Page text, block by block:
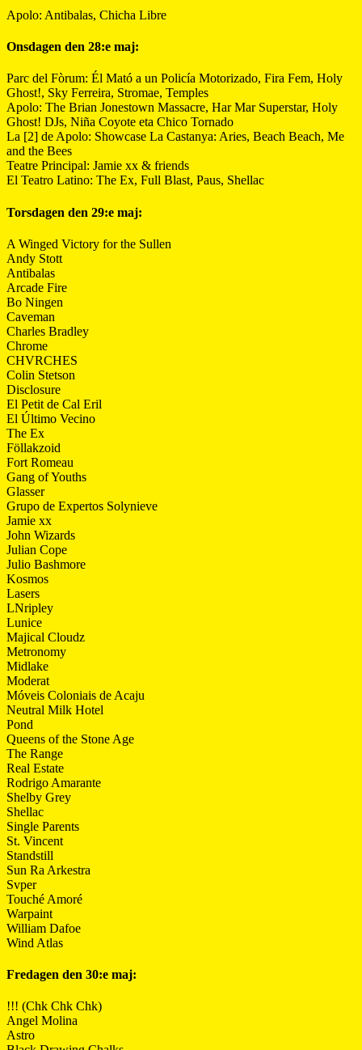
Apolo: Antibalas, Chicha Libre
Onsdagen den 28:e maj:
Parc del Fòrum: Él Mató a un Policía Motorizado, Fira Fem, Holy
Ghost!, Sky Ferreira, Stromae, Temples
Apolo: The Brian Jonestown Massacre, Har Mar Superstar, Holy
Ghost! DJs, Niña Coyote eta Chico Tornado
La [2] de Apolo: Showcase La Castanya: Aries, Beach Beach, Me
and the Bees
Teatre Principal: Jamie xx & friends
El Teatro Latino: The Ex, Full Blast, Paus, Shellac
Torsdagen den 29:e maj:
A Winged Victory for the Sullen
Andy Stott
Antibalas
Arcade Fire
Bo Ningen
Caveman
Charles Bradley
Chrome
CHVRCHES
Colin Stetson
Disclosure
El Petit de Cal Eril
El Último Vecino
The Ex
Föllakzoid
Fort Romeau
Gang of Youths
Glasser
Grupo de Expertos Solynieve
Jamie xx
John Wizards
Julian Cope
Julio Bashmore
Kosmos
Lasers
LNripley
Lunice
Majical Cloudz
Metronomy
Midlake
Moderat
Móveis Coloniais de Acaju
Neutral Milk Hotel
Pond
Queens of the Stone Age
The Range
Real Estate
Rodrigo Amarante
Shelby Grey
Shellac
Single Parents
St. Vincent
Standstill
Sun Ra Arkestra
Svper
Touché Amoré
Warpaint
William Dafoe
Wind Atlas
Fredagen den 30:e maj:
!!! (Chk Chk Chk)
Angel Molina
Astro